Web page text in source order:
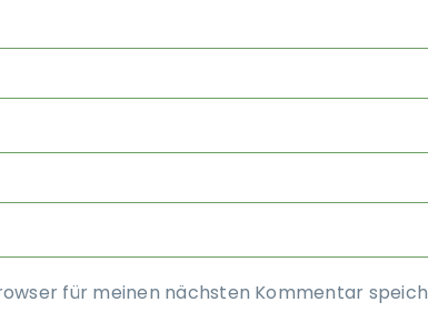
für meinen nächsten Kommentar